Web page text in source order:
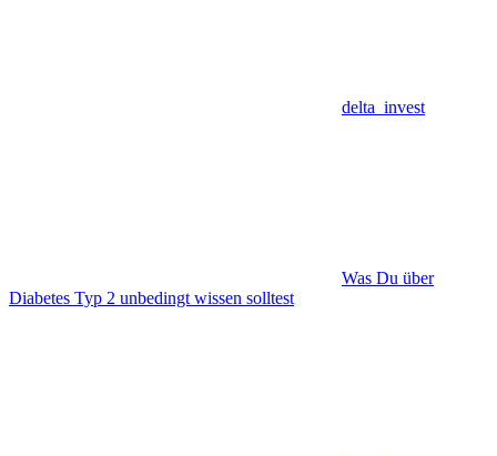
delta_invest
Was Du über
Diabetes Typ 2 unbedingt wissen solltest